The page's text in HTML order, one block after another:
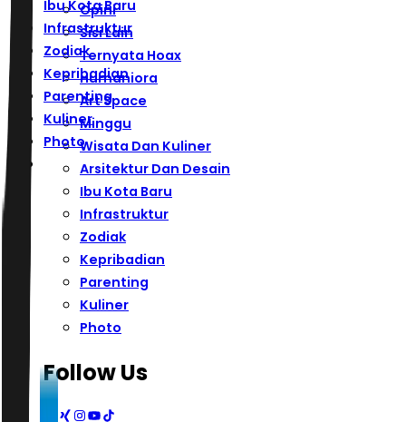
Ibu Kota Baru
Infrastruktur
Zodiak
Kepribadian
Parenting
Kuliner
Photo
Opini
Sisi Lain
Ternyata Hoax
Humaniora
Art Space
Minggu
Wisata Dan Kuliner
Arsitektur Dan Desain
Ibu Kota Baru
Infrastruktur
Zodiak
Kepribadian
Parenting
Kuliner
Photo
Follow Us